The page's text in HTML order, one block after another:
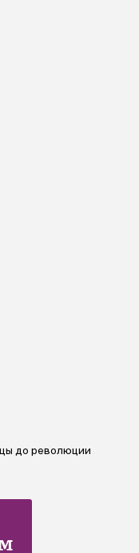
до революции